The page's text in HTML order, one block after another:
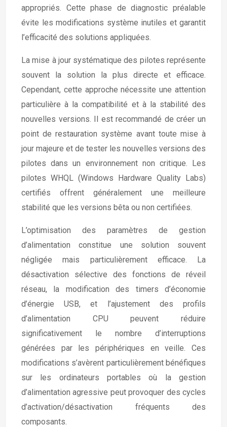
appropriés. Cette phase de diagnostic préalable
évite les modifications système inutiles et garantit
l’efficacité des solutions appliquées.
La mise à jour systématique des pilotes représente
souvent la solution la plus directe et efficace.
Cependant, cette approche nécessite une attention
particulière à la compatibilité et à la stabilité des
nouvelles versions. Il est recommandé de créer un
point de restauration système avant toute mise à
jour majeure et de tester les nouvelles versions des
pilotes dans un environnement non critique. Les
pilotes WHQL (Windows Hardware Quality Labs)
certifiés offrent généralement une meilleure
stabilité que les versions bêta ou non certifiées.
L’optimisation des paramètres de gestion
d’alimentation constitue une solution souvent
négligée mais particulièrement efficace. La
désactivation sélective des fonctions de réveil
réseau, la modification des timers d’économie
d’énergie USB, et l’ajustement des profils
d’alimentation CPU peuvent réduire
significativement le nombre d’interruptions
générées par les périphériques en veille. Ces
modifications s’avèrent particulièrement bénéfiques
sur les ordinateurs portables où la gestion
d’alimentation agressive peut provoquer des cycles
d’activation/désactivation fréquents des
composants.